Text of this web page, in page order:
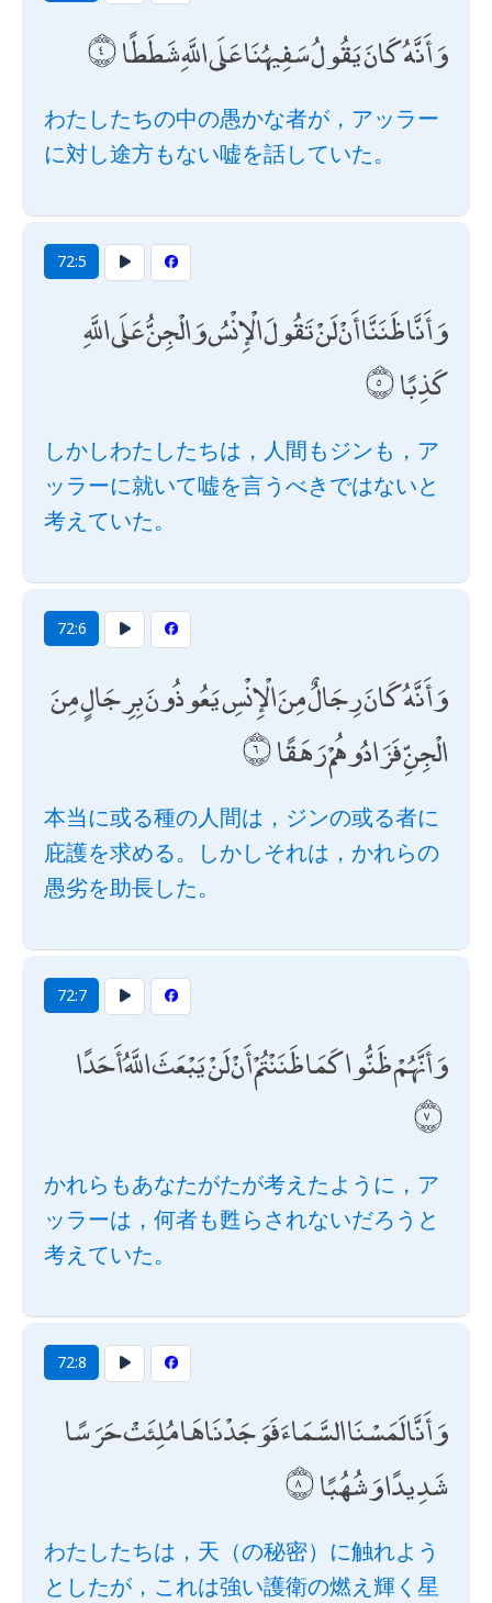
وَأَنَّهُ كَانَ يَقُولُ سَفِيهُنَا عَلَى اللَّهِ شَطَطًا
わたしたちの中の愚かな者が，アッラー
に対し途方もない嘘を話していた。
72:5
وَأَنَّا ظَنَنَّا أَنْ لَنْ تَقُولَ الْإِنْسُ وَالْجِنُّ عَلَى اللَّهِ
كَذِبًا
しかしわたしたちは，人間もジンも，ア
ッラーに就いて嘘を言うべきではないと
考えていた。
72:6
وَأَنَّهُ كَانَ رِجَالٌ مِنَ الْإِنْسِ يَعُوذُونَ بِرِجَالٍ مِنَ
الْجِنِّ فَزَادُوهُمْ رَهَقًا
本当に或る種の人間は，ジンの或る者に
庇護を求める。しかしそれは，かれらの
愚劣を助長した。
72:7
وَأَنَّهُمْ ظَنُّوا كَمَا ظَنَنْتُمْ أَنْ لَنْ يَبْعَثَ اللَّهُ أَحَدًا
かれらもあなたがたが考えたように，ア
ッラーは，何者も甦らされないだろうと
考えていた。
72:8
وَأَنَّا لَمَسْنَا السَّمَاءَ فَوَجَدْنَاهَا مُلِئَتْ حَرَسًا
شَدِيدًا وَشُهُبًا
わたしたちは，天（の秘密）に触れよう
としたが，これは強い護衛の燃え輝く星